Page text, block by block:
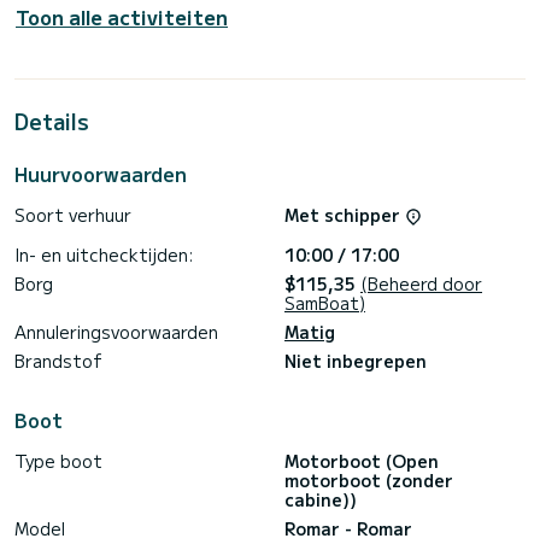
Toon alle activiteiten
Details
Huurvoorwaarden
Soort verhuur
Met schipper
In- en uitchecktijden:
10:00 / 17:00
Borg
$115,35 (Beheerd door
SamBoat)
Annuleringsvoorwaarden
Matig
Brandstof
Niet inbegrepen
Boot
Type boot
Motorboot (Open
motorboot (zonder
cabine))
Model
Romar - Romar